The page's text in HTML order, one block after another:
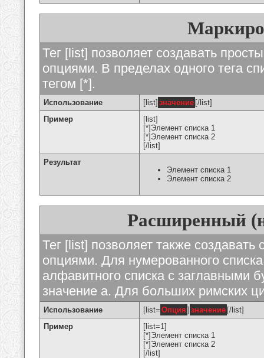
Тег [list] позволяет создавать
опциями. В пределах одного тега
тегом [*].
Использование [list] значение [/list]
Пример
[list]
[*]Элемент списка 1
[*]Элемент списка 2
[/list]
Результат
Элемент списка 1
Элемент списка 2
Расширенный
Тег [list] позволяет также
опциями. Для нумерованного
алфавитного списка с заглавными
значение а. Для больших римских
Использование [list= Опция ] значение [/list]
Пример
[list=1]
[*]Элемент списка 1
[*]Элемент списка 2
[/list]